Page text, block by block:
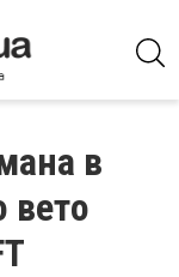
в
вето